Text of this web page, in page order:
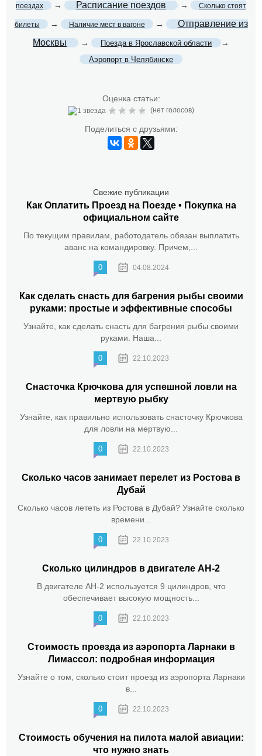
поездах → Расписание поездов → Сколько стоят
билеты → Наличие мест в вагоне →
Отправление из
Москвы
→ Поезда в Ярославской области →
Аэропорт в Челябинске
Оценка статьи:
(нет голосов)
Поделиться с друзьями:
Свежие публикации
Как Оплатить Проезд на Поезде • Покупка на
официальном сайте
По текущим правилам, работодатель обязан выплатить
аванс на командировку. Причем,...
0 04.08.2024
Как сделать снасть для багрения рыбы своими
руками: простые и эффективные способы
Узнайте, как сделать снасть для багрения рыбы своими
руками. Наша...
0 22.10.2023
Снасточка Крючкова для успешной ловли на
мертвую рыбку
Узнайте, как правильно использовать снасточку Крючкова
для ловли на мертвую...
0 22.10.2023
Сколько часов занимает перелет из Ростова в
Дубай
Сколько часов лететь из Ростова в Дубай? Узнайте сколько
времени...
0 22.10.2023
Сколько цилиндров в двигателе АН-2
В двигателе АН-2 используется 9 цилиндров, что
обеспечивает высокую мощность...
0 22.10.2023
Стоимость проезда из аэропорта Ларнаки в
Лимассол: подробная информация
Узнайте о том, сколько стоит проезд из аэропорта Ларнаки
в...
0 22.10.2023
Стоимость обучения на пилота малой авиации:
что нужно знать